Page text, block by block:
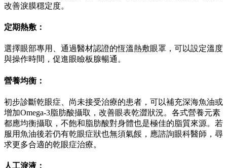
改善淚膜穩定度。
定期熱敷：
選擇眼部專用、通過醫材認證的恆溫熱敷眼罩，可以設定溫度
與操作時間，促進眼瞼板腺暢通。
營養均衡：
初步診斷乾眼症、尚未接受治療的患者，可以補充深海魚油或
增加Omega-3脂肪酸攝取，改善眼表乾澀狀況。各式營養元素
都應均衡攝取，不飽和脂肪酸對身體也是極佳的脂質來源。若
服用魚油後若仍有乾眼症狀也無須氣餒，應諮詢眼科醫師，尋
求更多合適的乾眼症治療。
人工淚液：